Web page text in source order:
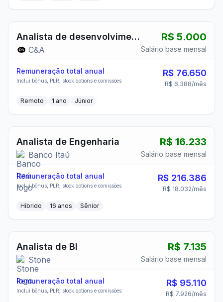
Analista de desenvolvimento
C&A
R$ 5.000
Salário base mensal
Remuneração total anual
Inclui bônus, PLR, stock options e comissões
R$ 76.650
R$ 6.388/mês
Remoto 1 ano Júnior
Analista de Engenharia
Banco Itaú
R$ 16.233
Salário base mensal
Remuneração total anual
Inclui bônus, PLR, stock options e comissões
R$ 216.386
R$ 18.032/mês
Híbrido 16 anos Sênior
Analista de BI
Stone
R$ 7.135
Salário base mensal
Remuneração total anual
Inclui bônus, PLR, stock options e comissões
R$ 95.110
R$ 7.926/mês